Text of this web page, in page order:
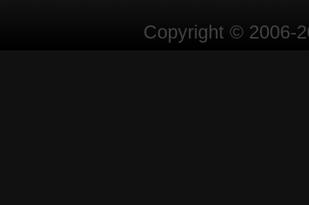
Copyright © 2006-